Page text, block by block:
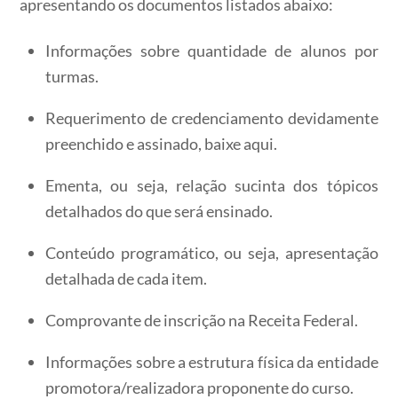
apresentando os documentos listados abaixo:
Informações sobre quantidade de alunos por
turmas.
Requerimento de credenciamento devidamente
preenchido e assinado, baixe aqui.
Ementa, ou seja, relação sucinta dos tópicos
detalhados do que será ensinado.
Conteúdo programático, ou seja, apresentação
detalhada de cada item.
Comprovante de inscrição na Receita Federal.
Informações sobre a estrutura física da entidade
promotora/realizadora proponente do curso.